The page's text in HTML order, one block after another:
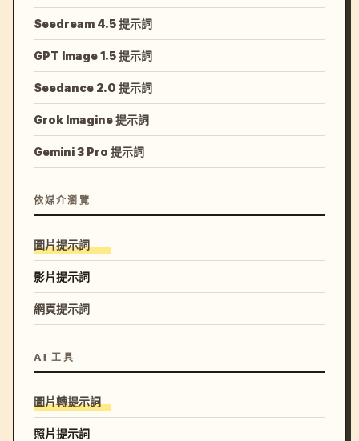
Seedream 4.5 提示詞
GPT Image 1.5 提示詞
Seedance 2.0 提示詞
Grok Imagine 提示詞
Gemini 3 Pro 提示詞
依媒介瀏覽
圖片提示詞
影片提示詞
網頁提示詞
AI 工具
圖片轉提示詞
照片提示詞